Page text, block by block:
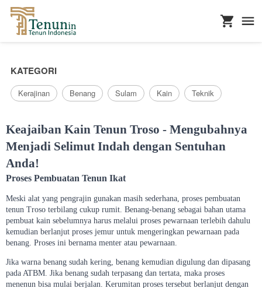
KATEGORI
Kerajinan Benang Sulam Kain Teknik
Keajaiban Kain Tenun Troso - Mengubahnya
Menjadi Selimut Indah dengan Sentuhan
Anda!
Proses Pembuatan Tenun Ikat
Meski alat yang pengrajin gunakan masih sederhana, proses pembuatan
tenun Troso terbilang cukup rumit. Benang-benang sebagai bahan utama
pembuat kain sebelumnya harus melalui proses pewarnaan terlebih dahulu
kemudian berlanjut proses jemur untuk mengeringkan pewarnaan pada
benang. Proses ini bernama menter atau pewarnaan.
Jika warna benang sudah kering, benang kemudian digulung dan dipasang
pada ATBM. Jika benang sudah terpasang dan tertata, maka proses
menenun bisa mulai berjalan. Kerumitan proses tersebut berlanjut dengan